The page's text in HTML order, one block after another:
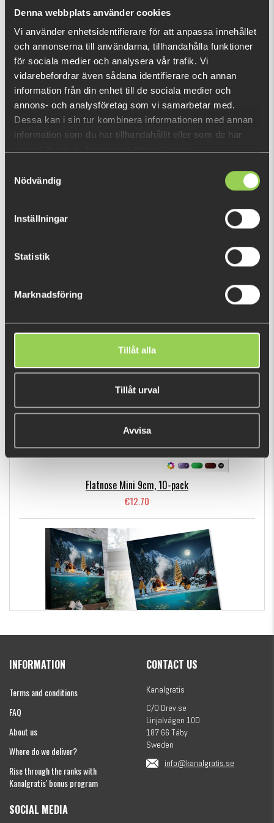
Denna webbplats använder cookies
Vi använder enhetsidentifierare för att anpassa innehållet
och annonserna till användarna, tillhandahålla funktioner
för sociala medier och analysera vår trafik. Vi
vidarebefordrar även sådana identifierare och annan
information från din enhet till de sociala medier och
annons- och analysföretag som vi samarbetar med.
Dessa kan i sin tur kombinera informationen med annan
information som du har tillhandahållit eller som de har
Nödvändig
Inställningar
Statistik
Marknadsföring
Tillåt alla
Tillåt urval
Avvisa
What is this?
RECENTLY VIEWED PRODUCTS
FEW LEFT
BESTSELLERS
Flatnose Mini 9cm, 10-pack
€12.70
€154.86
INFORMATION
Terms and conditions
FAQ
About us
Where do we deliver?
Rise through the ranks with
Kanalgratis' bonus program
CONTACT US
Kanalgratis
C/O Drev.se
Linjalvägen 10D
187 66 Täby
Sweden
info@kanalgratis.se
SOCIAL MEDIA